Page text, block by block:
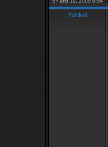
Yurikel